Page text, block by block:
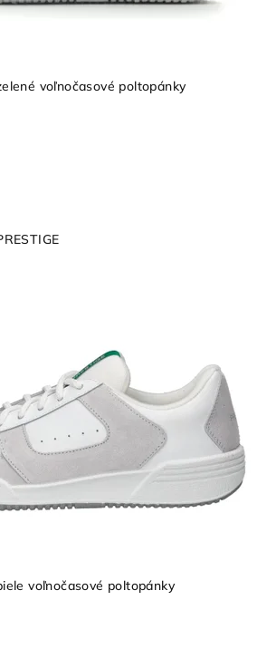
voľnočasové poltopánky
voľnočasové poltopánky